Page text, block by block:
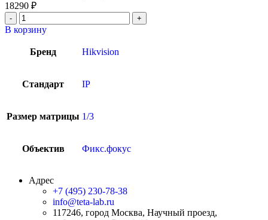
18290 ₽
В корзину
Бренд Hikvision
Стандарт IP
Размер матрицы 1/3
Объектив Фикс.фокус
Адрес
+7 (495) 230-78-38
info@teta-lab.ru
117246, город Москва, Научный проезд,